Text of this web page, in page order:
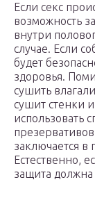
Если секс
возможность
внутри
случае. Если
будет
здоровья.
сушить
сушит стенки
использовать
заключается в
Естественно,
защита должна